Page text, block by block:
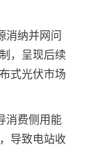
消纳并网问
，呈现后续
式光伏市场
消费侧用能
导致电站收